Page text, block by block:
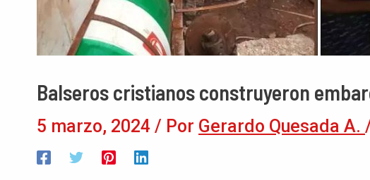
Balseros cristianos construyeron
5 marzo, 2024 / Por Gerardo Quesada A.